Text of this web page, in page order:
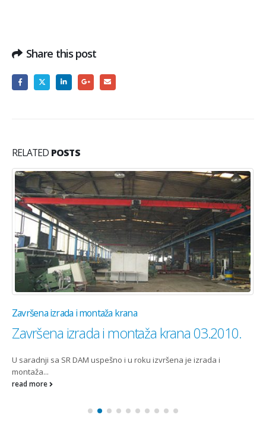
Share this post
RELATED POSTS
Završena izrada i montaža krana
Završena izrada i montaža krana 03.2010.
U saradnji sa SR DAM uspešno i u roku izvršena je izrada i
montaža...
read more